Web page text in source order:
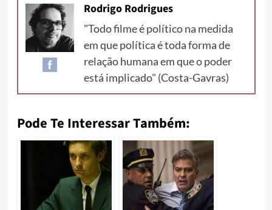
Rodrigo Rodrigues
"Todo filme é político na medida
em que política é toda forma de
relação humana em que o poder
está implicado" (Costa-Gavras)
Pode Te Interessar Também: